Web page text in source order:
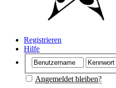
Registrieren
Hilfe
Angemeldet bleiben?